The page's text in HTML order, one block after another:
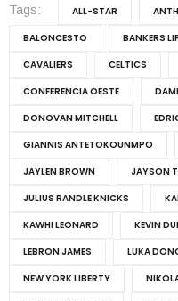
Tags: ALL-STAR
BALONCESTO
BANKERS
CAVALIERS
CELTICS
CONFERENCIA OESTE
DONOVAN MITCHELL
GIANNIS ANTETOKOUNMPO
JAYLEN BROWN
JAYSON
JULIUS RANDLE KNICKS
KAWHI LEONARD
KEVIN
LEBRON JAMES
LUKA
NEW YORK LIBERTY